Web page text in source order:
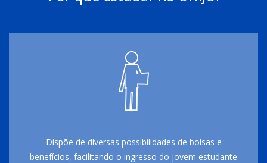
Dispõe de diversas possibilidades de bolsas e
benefícios, facilitando o ingresso do jovem estudante